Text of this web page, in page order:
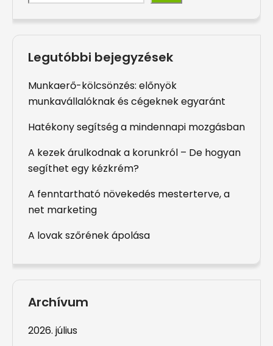
Legutóbbi bejegyzések
Munkaerő-kölcsönzés: előnyök
munkavállalóknak és cégeknek egyaránt
Hatékony segítség a mindennapi mozgásban
A kezek árulkodnak a korunkról – De hogyan
segíthet egy kézkrém?
A fenntartható növekedés mesterterve, a
net marketing
A lovak szőrének ápolása
Archívum
2026. július